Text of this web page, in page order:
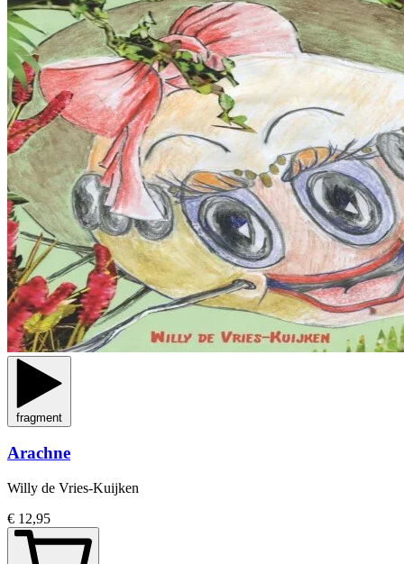
fragment
Arachne
Willy de Vries-Kuijken
€ 12,95